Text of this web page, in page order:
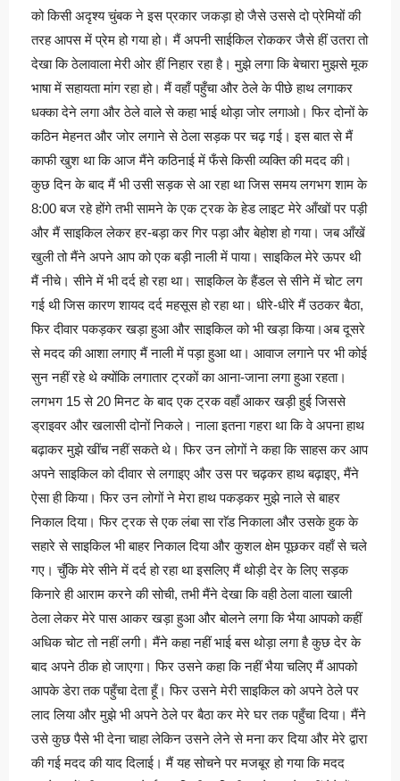
को किसी अदृश्य चुंबक ने इस प्रकार जकड़ा हो जैसे उससे दो प्रेमियों की
तरह आपस में प्रेम हो गया हो। मैं अपनी साईकिल रोककर जैसे हीं उतरा तो
देखा कि ठेलावाला मेरी ओर हीं निहार रहा है। मुझे लगा कि बेचारा मुझसे मूक
भाषा में सहायता मांग रहा हो। मैं वहाँ पहुँचा और ठेले के पीछे हाथ लगाकर
धक्का देने लगा और ठेले वाले से कहा भाई थोड़ा जोर लगाओ। फिर दोनों के
कठिन मेहनत और जोर लगाने से ठेला सड़क पर चढ़ गई। इस बात से मैं
काफी खुश था कि आज मैंने कठिनाई में फँसे किसी व्यक्ति की मदद की।
कुछ दिन के बाद मैं भी उसी सड़क से आ रहा था जिस समय लगभग शाम के
8:00 बज रहे होंगे तभी सामने के एक ट्रक के हेड लाइट मेरे आँखों पर पड़ी
और मैं साइकिल लेकर हर-बड़ा कर गिर पड़ा और बेहोश हो गया। जब आँखें
खुली तो मैंने अपने आप को एक बड़ी नाली में पाया। साइकिल मेरे ऊपर थी
मैं नीचे। सीने में भी दर्द हो रहा था। साइकिल के हैंडल से सीने में चोट लग
गई थी जिस कारण शायद दर्द महसूस हो रहा था। धीरे-धीरे मैं उठकर बैठा,
फिर दीवार पकड़कर खड़ा हुआ और साइकिल को भी खड़ा किया।अब दूसरे
से मदद की आशा लगाए मैं नाली में पड़ा हुआ था। आवाज लगाने पर भी कोई
सुन नहीं रहे थे क्योंकि लगातार ट्रकों का आना-जाना लगा हुआ रहता।
लगभग 15 से 20 मिनट के बाद एक ट्रक वहाँ आकर खड़ी हुई जिससे
ड्राइवर और खलासी दोनों निकले। नाला इतना गहरा था कि वे अपना हाथ
बढ़ाकर मुझे खींच नहीं सकते थे। फिर उन लोगों ने कहा कि साहस कर आप
अपने साइकिल को दीवार से लगाइए और उस पर चढ़कर हाथ बढ़ाइए, मैंने
ऐसा ही किया। फिर उन लोगों ने मेरा हाथ पकड़कर मुझे नाले से बाहर
निकाल दिया। फिर ट्रक से एक लंबा सा राॅड निकाला और उसके हुक के
सहारे से साइकिल भी बाहर निकाल दिया और कुशल क्षेम पूछकर वहाँ से चले
गए। चुँकि मेरे सीने में दर्द हो रहा था इसलिए मैं थोड़ी देर के लिए सड़क
किनारे ही आराम करने की सोची, तभी मैंने देखा कि वही ठेला वाला खाली
ठेला लेकर मेरे पास आकर खड़ा हुआ और बोलने लगा कि भैया आपको कहीं
अधिक चोट तो नहीं लगी। मैंने कहा नहीं भाई बस थोड़ा लगा है कुछ देर के
बाद अपने ठीक हो जाएगा। फिर उसने कहा कि नहीं भैया चलिए मैं आपको
आपके डेरा तक पहुँचा देता हूँ। फिर उसने मेरी साइकिल को अपने ठेले पर
लाद लिया और मुझे भी अपने ठेले पर बैठा कर मेरे घर तक पहुँचा दिया। मैंने
उसे कुछ पैसे भी देना चाहा लेकिन उसने लेने से मना कर दिया और मेरे द्वारा
की गई मदद की याद दिलाई। मैं यह सोचने पर मजबूर हो गया कि मदद